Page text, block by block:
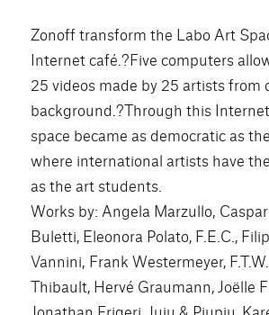
Zonoff transform the Labo Art
Internet café.?Five computers
25 videos made by 25 artists from
background.?Through this
space became as democratic as
where international artists have
as the art students.
Works by: Angela Marzullo,
Buletti, Eleonora Polato, F.E.C.,
Vannini, Frank Westermeyer,
Thibault, Hervé Graumann, Joëlle